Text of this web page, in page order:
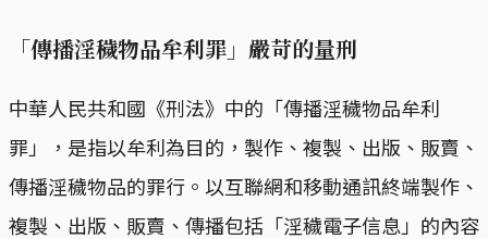
「傳播淫穢物品牟利罪」嚴苛的量刑
中華人民共和國《刑法》中的「傳播淫穢物品牟利
罪」，是指以牟利為目的，製作、複製、出版、販賣、
傳播淫穢物品的罪行。以互聯網和移動通訊終端製作、
複製、出版、販賣、傳播包括「淫穢電子信息」的內容